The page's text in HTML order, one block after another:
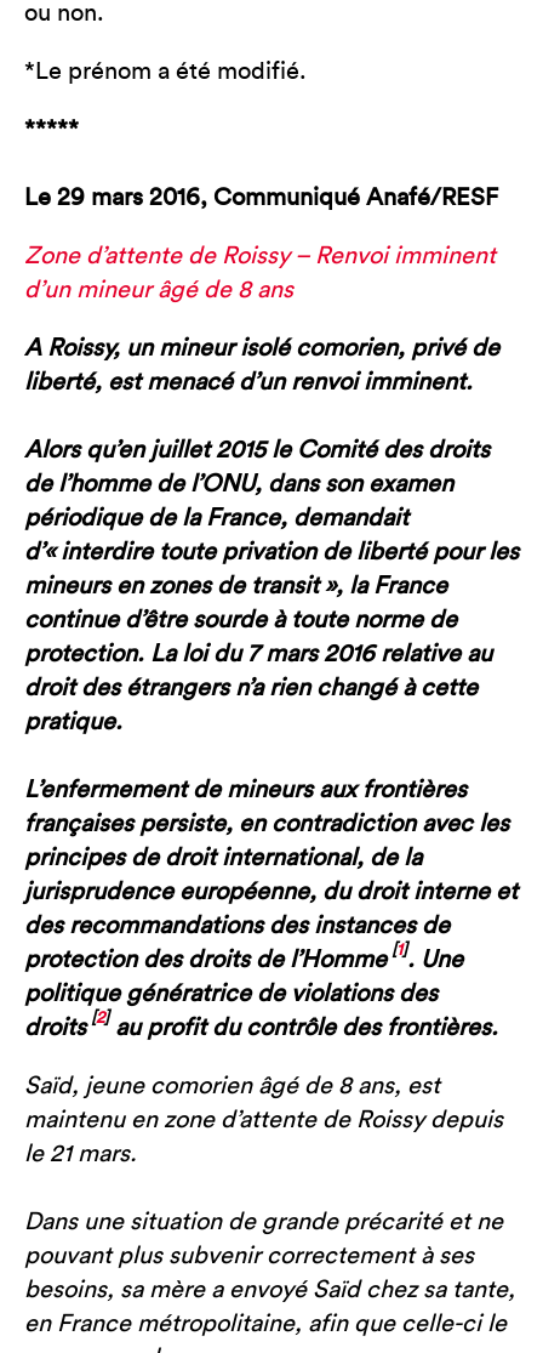
ou non.
*Le prénom a été modifié.
*****
Le 29 mars 2016, Communiqué Anafé/RESF
Zone d’attente de Roissy – Renvoi imminent
d’un mineur âgé de 8 ans
A Roissy, un mineur isolé comorien, privé de
liberté, est menacé d’un renvoi imminent.
Alors qu’en juillet 2015 le Comité des droits
de l’homme de l’ONU, dans son examen
périodique de la France, demandait
d’« interdire toute privation de liberté pour les
mineurs en zones de transit », la France
continue d’être sourde à toute norme de
protection. La loi du 7 mars 2016 relative au
droit des étrangers n’a rien changé à cette
pratique.
L’enfermement de mineurs aux frontières
françaises persiste, en contradiction avec les
principes de droit international, de la
jurisprudence européenne, du droit interne et
des recommandations des instances de
protection des droits de l’Homme [1]. Une
politique génératrice de violations des
droits[2] au profit du contrôle des frontières.
Saïd, jeune comorien âgé de 8 ans, est
maintenu en zone d’attente de Roissy depuis
le 21 mars.
Dans une situation de grande précarité et ne
pouvant plus subvenir correctement à ses
besoins, sa mère a envoyé Saïd chez sa tante,
en France métropolitaine, afin que celle-ci le